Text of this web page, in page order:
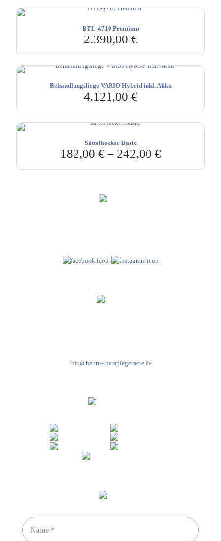
BTL-4710 Premium
2.390,00 €
Behandlungsliege VARIO Hybrid inkl. Akku
4.121,00 €
Sattelhocker Basic
182,00 €– 242,00 €
info@hebru-therapiegeraete.de